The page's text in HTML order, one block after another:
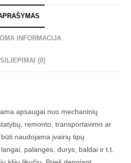
INFORMACIJA
(0)
apsaugai nuo mechaninių
remonto, transportavimo ar
naudojama įvairių tipų
palangės, durys, baldai ir t.t.